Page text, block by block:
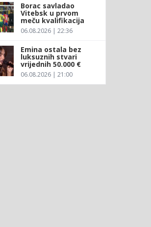
Borac savladao
Vitebsk u prvom
meču kvalifikacija
06.08.2026 | 22:36
Emina ostala bez
luksuznih stvari
vrijednih 50.000 €
06.08.2026 | 21:00